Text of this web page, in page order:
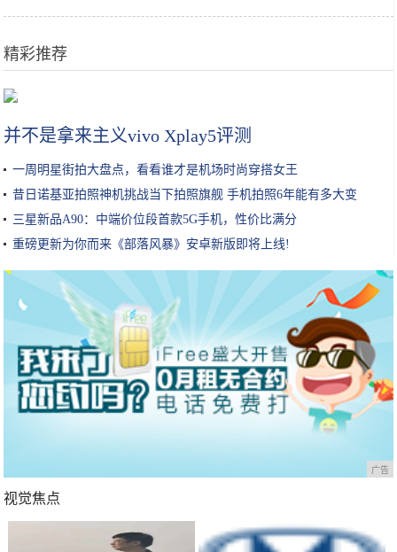
精彩推荐
女性护肤的常识干货，你做正确了几条呢？收藏丨教你做个精致女孩
并不是拿来主义vivo Xplay5评测
一周明星街拍大盘点，看看谁才是机场时尚穿搭女王
昔日诺基亚拍照神机挑战当下拍照旗舰 手机拍照6年能有多大变
化？!
三星新品A90：中端价位段首款5G手机，性价比满分
重磅更新为你而来《部落风暴》安卓新版即将上线!
广告
视觉焦点